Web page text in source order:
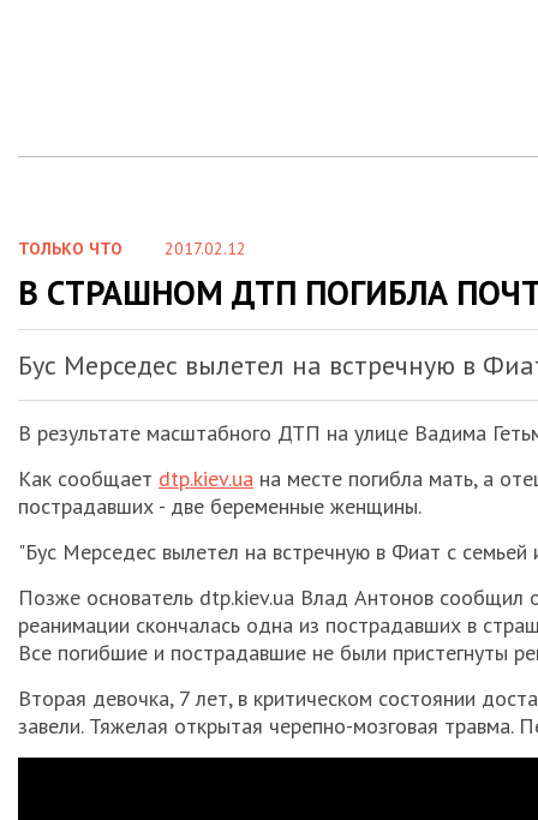
ТОЛЬКО ЧТО 2017.02.12
В СТРАШНОМ ДТП ПОГИБЛА
Бус Мерседес вылетел на встречную в
В результате масштабного ДТП на улице Вадима
Как сообщает dtp.kiev.ua на месте погибла мать, а
пострадавших - две беременные женщины.
"Бус Мерседес вылетел на встречную в Фиат с семьей
Позже основатель dtp.kiev.ua Влад Антонов
реанимации скончалась одна из пострадавших в
Все погибшие и пострадавшие не были пристегнуты
Вторая девочка, 7 лет, в критическом состоянии
завели. Тяжелая открытая черепно-мозговая травма.